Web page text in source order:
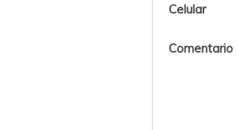
Celular
Comentario